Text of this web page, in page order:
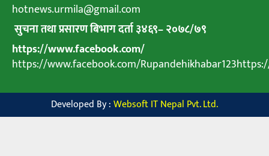
hotnews.urmila@gmail.com
सुचना तथा प्रसारण बिभाग दर्ता ३४६९–२०७८/७९
https://www.facebook.com/
https://www.facebook.com/
Developed By :Websoft IT Nepal Pvt. Ltd.